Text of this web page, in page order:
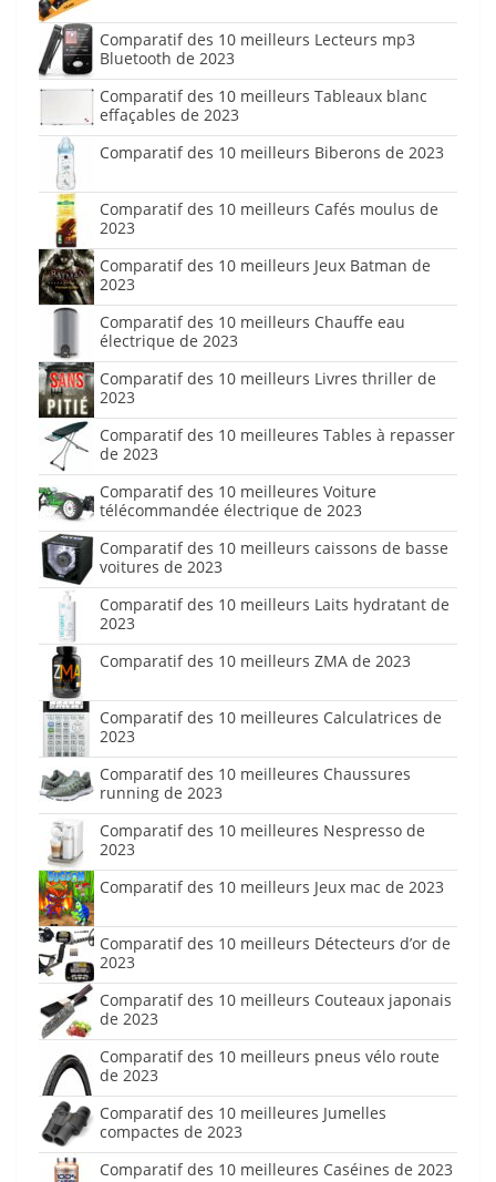
Comparatif des 10 meilleurs Lecteurs mp3
Bluetooth de 2023
Comparatif des 10 meilleurs Tableaux blanc
effaçables de 2023
Comparatif des 10 meilleurs Biberons de 2023
Comparatif des 10 meilleurs Cafés moulus de
2023
Comparatif des 10 meilleurs Jeux Batman de
2023
Comparatif des 10 meilleurs Chauffe eau
électrique de 2023
Comparatif des 10 meilleurs Livres thriller de
2023
Comparatif des 10 meilleures Tables à repasser
de 2023
Comparatif des 10 meilleures Voiture
télécommandée électrique de 2023
Comparatif des 10 meilleurs caissons de basse
voitures de 2023
Comparatif des 10 meilleurs Laits hydratant de
2023
Comparatif des 10 meilleurs ZMA de 2023
Comparatif des 10 meilleures Calculatrices de
2023
Comparatif des 10 meilleures Chaussures
running de 2023
Comparatif des 10 meilleures Nespresso de
2023
Comparatif des 10 meilleurs Jeux mac de 2023
Comparatif des 10 meilleurs Détecteurs d’or de
2023
Comparatif des 10 meilleurs Couteaux japonais
de 2023
Comparatif des 10 meilleurs pneus vélo route
de 2023
Comparatif des 10 meilleures Jumelles
compactes de 2023
Comparatif des 10 meilleures Caséines de 2023